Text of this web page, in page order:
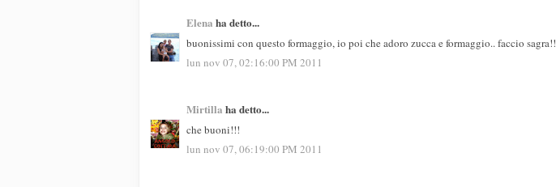
Elena ha detto...
buonissimi con questo formaggio, io poi che adoro zucca e formaggio.. faccio sagra!!
lun nov 07, 02:16:00 PM 2011
Mirtilla ha detto...
che buoni!!!
lun nov 07, 06:19:00 PM 2011